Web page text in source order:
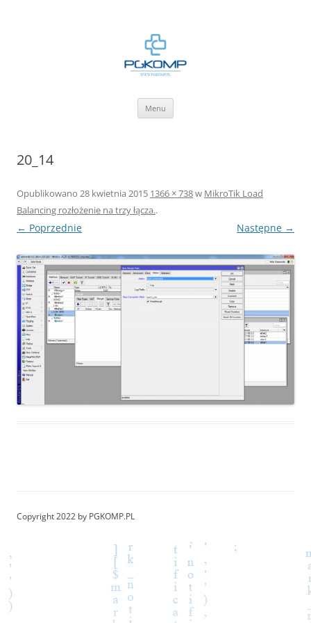
Menu
20_14
Opublikowano 28 kwietnia 2015 1366 × 738w MikroTik Load
Balancing rozłożenie na trzy łącza..
← Poprzednie Następne →
Copyright 2022 by PGKOMP.PL